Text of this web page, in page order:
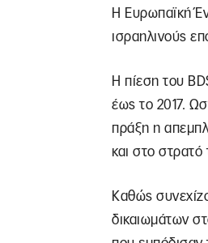
Η Ευρωπαϊκή
ισραηλινούς
Η πίεση του
έως το 2017.
πράξη η
και στο στρατό
Καθώς
δικαιωμάτων